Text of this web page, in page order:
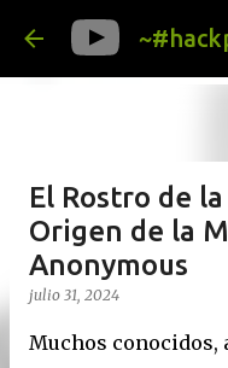
Ir al
El Rostro de
Origen de la
Anonymous
julio 31, 2024
Muchos conocidos,